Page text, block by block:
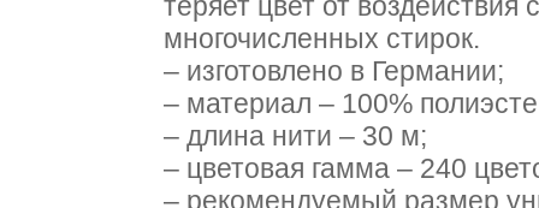
многочисленных стирок.
– изготовлено в Германии;
– материал – 100%
– длина нити – 30 м;
– цветовая гамма – 240
– рекомендуемый размер